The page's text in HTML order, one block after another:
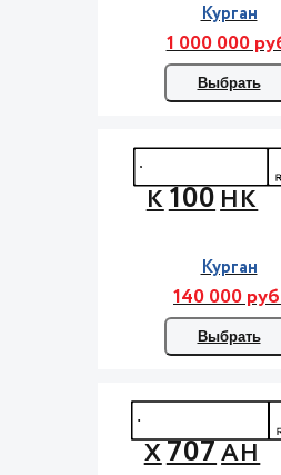
Курган
1 000 000
Выбрать
К100НК
Курган
140 000
Выбрать
Х707АН